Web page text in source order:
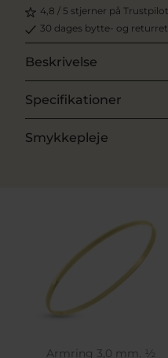
4,8 / 5 stjerner på Trustpilot
30 dages bytte- og returret
Beskrivelse
Specifikationer
Smykkepleje
Armring 3,0 mm. ½